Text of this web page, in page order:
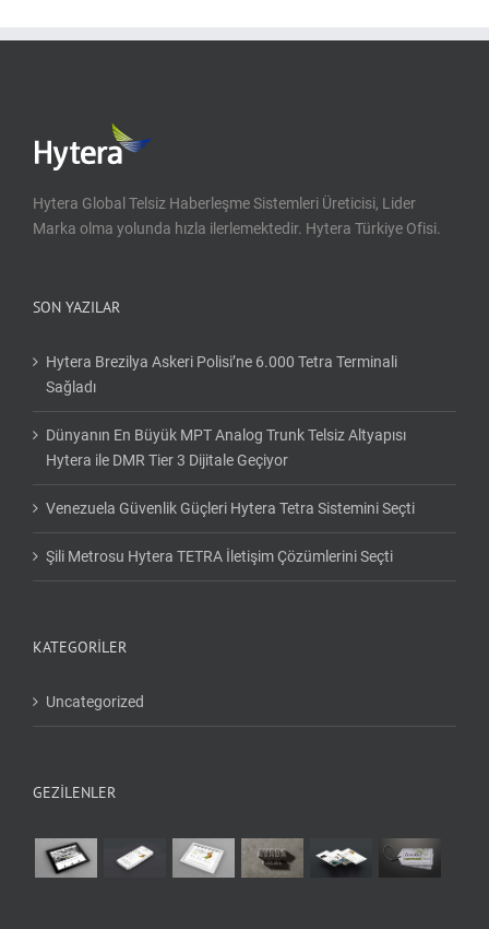
Hytera Global Telsiz Haberleşme Sistemleri Üreticisi, Lider
Marka olma yolunda hızla ilerlemektedir. Hytera Türkiye Ofisi.
SON YAZILAR
Hytera Brezilya Askeri Polisi’ne 6.000 Tetra Terminali
Sağladı
Dünyanın En Büyük MPT Analog Trunk Telsiz Altyapısı
Hytera ile DMR Tier 3 Dijitale Geçiyor
Venezuela Güvenlik Güçleri Hytera Tetra Sistemini Seçti
Şili Metrosu Hytera TETRA İletişim Çözümlerini Seçti
KATEGORILER
Uncategorized
GEZİLENLER